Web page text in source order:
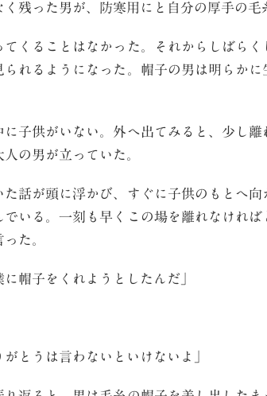
残った男が、防寒用にと自分の厚手の毛
くることはなかった。それからしばらく
れるようになった。帽子の男は明らか
子供がいない。外へ出てみると、少し離
の男が立っていた。
話が頭に浮かび、すぐに子供のもとへ向
いる。一刻も早くこの場を離れなければ
た。
帽子をくれようとしたんだ」
とうは言わないといけないよ」